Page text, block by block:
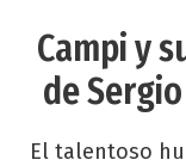
Campi y
de
El talentoso